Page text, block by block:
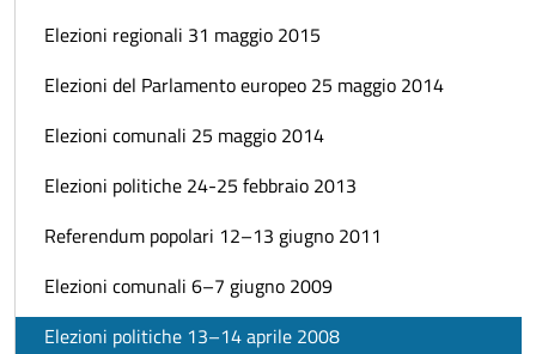
Elezioni regionali 31 maggio 2015
Elezioni del Parlamento europeo 25 maggio 2014
Elezioni comunali 25 maggio 2014
Elezioni politiche 24-25 febbraio 2013
Referendum popolari 12–13 giugno 2011
Elezioni comunali 6–7 giugno 2009
Elezioni politiche 13–14 aprile 2008